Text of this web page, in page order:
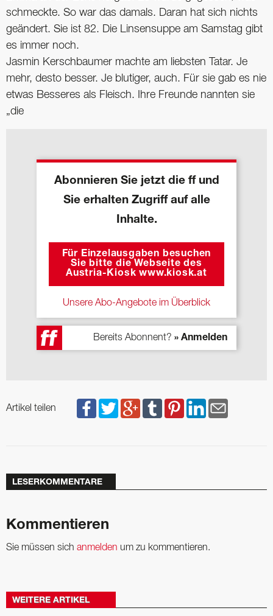
schmeckte. So war das damals. Daran hat sich nichts
geändert. Sie ist 82. Die Linsensuppe am Samstag gibt
es immer noch.
Jasmin Kerschbaumer machte am liebsten Tatar. Je
mehr, desto besser. Je blutiger, auch. Für sie gab es nie
etwas Besseres als Fleisch. Ihre Freunde nannten sie
„die
Abonnieren Sie jetzt die ff und
Sie erhalten Zugriff auf alle
Inhalte.
Für Einzelausgaben besuchen
Sie bitte die Webseite des
Austria-Kiosk www.kiosk.at
Unsere Abo-Angebote im Überblick
Bereits Abonnent? » Anmelden
Artikel teilen
LESERKOMMENTARE
Kommentieren
Sie müssen sich anmelden um zu kommentieren.
WEITERE ARTIKEL